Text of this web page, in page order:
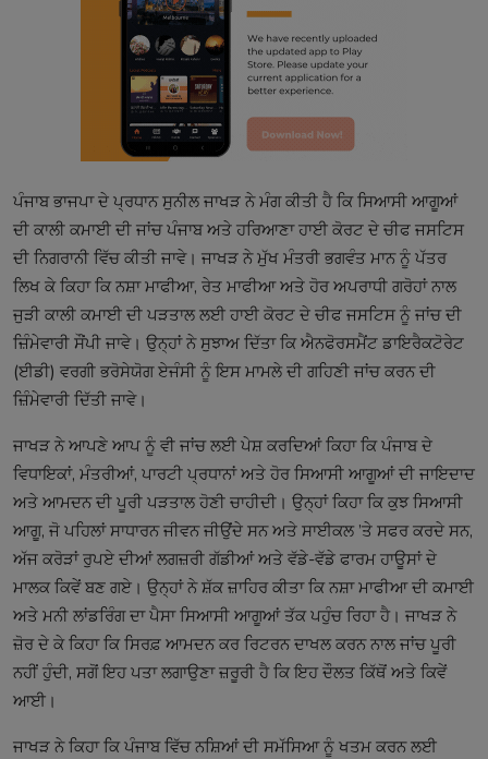
ਪੰਜਾਬ ਭਾਜਪਾ ਦੇ ਪ੍ਰਧਾਨ ਸੁਨੀਲ ਜਾਖੜ ਨੇ ਮੰਗ ਕੀਤੀ ਹੈ ਕਿ ਸਿਆਸੀ ਆਗੂਆਂ
ਦੀ ਕਾਲੀ ਕਮਾਈ ਦੀ ਜਾਂਚ ਪੰਜਾਬ ਅਤੇ ਹਰਿਆਣਾ ਹਾਈ ਕੋਰਟ ਦੇ ਚੀਫ ਜਸਟਿਸ
ਦੀ ਨਿਗਰਾਨੀ ਵਿੱਚ ਕੀਤੀ ਜਾਵੇ। ਜਾਖੜ ਨੇ ਮੁੱਖ ਮੰਤਰੀ ਭਗਵੰਤ ਮਾਨ ਨੂੰ ਪੱਤਰ
ਲਿਖ ਕੇ ਕਿਹਾ ਕਿ ਨਸ਼ਾ ਮਾਫੀਆ, ਰੇਤ ਮਾਫੀਆ ਅਤੇ ਹੋਰ ਅਪਰਾਧੀ ਗਰੋਹਾਂ ਨਾਲ
ਜੁੜੀ ਕਾਲੀ ਕਮਾਈ ਦੀ ਪੜਤਾਲ ਲਈ ਹਾਈ ਕੋਰਟ ਦੇ ਚੀਫ ਜਸਟਿਸ ਨੂੰ ਜਾਂਚ ਦੀ
ਜ਼ਿੰਮੇਵਾਰੀ ਸੌਂਪੀ ਜਾਵੇ। ਉਨ੍ਹਾਂ ਨੇ ਸੁਝਾਅ ਦਿੱਤਾ ਕਿ ਐਨਫੋਰਸਮੈਂਟ ਡਾਇਰੈਕਟੋਰੇਟ
(ਈਡੀ) ਵਰਗੀ ਭਰੋਸੇਯੋਗ ਏਜੰਸੀ ਨੂੰ ਇਸ ਮਾਮਲੇ ਦੀ ਗਹਿਣੀ ਜਾਂਚ ਕਰਨ ਦੀ
ਜ਼ਿੰਮੇਵਾਰੀ ਦਿੱਤੀ ਜਾਵੇ।
ਜਾਖੜ ਨੇ ਆਪਣੇ ਆਪ ਨੂੰ ਵੀ ਜਾਂਚ ਲਈ ਪੇਸ਼ ਕਰਦਿਆਂ ਕਿਹਾ ਕਿ ਪੰਜਾਬ ਦੇ
ਵਿਧਾਇਕਾਂ, ਮੰਤਰੀਆਂ, ਪਾਰਟੀ ਪ੍ਰਧਾਨਾਂ ਅਤੇ ਹੋਰ ਸਿਆਸੀ ਆਗੂਆਂ ਦੀ ਜਾਇਦਾਦ
ਅਤੇ ਆਮਦਨ ਦੀ ਪੂਰੀ ਪੜਤਾਲ ਹੋਣੀ ਚਾਹੀਦੀ। ਉਨ੍ਹਾਂ ਕਿਹਾ ਕਿ ਕੁਝ ਸਿਆਸੀ
ਆਗੂ, ਜੋ ਪਹਿਲਾਂ ਸਾਧਾਰਨ ਜੀਵਨ ਜੀਉਂਦੇ ਸਨ ਅਤੇ ਸਾਈਕਲ ’ਤੇ ਸਫਰ ਕਰਦੇ ਸਨ,
ਅੱਜ ਕਰੋੜਾਂ ਰੁਪਏ ਦੀਆਂ ਲਗਜ਼ਰੀ ਗੱਡੀਆਂ ਅਤੇ ਵੱਡੇ-ਵੱਡੇ ਫਾਰਮ ਹਾਊਸਾਂ ਦੇ
ਮਾਲਕ ਕਿਵੇਂ ਬਣ ਗਏ। ਉਨ੍ਹਾਂ ਨੇ ਸ਼ੱਕ ਜ਼ਾਹਿਰ ਕੀਤਾ ਕਿ ਨਸ਼ਾ ਮਾਫੀਆ ਦੀ ਕਮਾਈ
ਅਤੇ ਮਨੀ ਲਾਂਡਰਿੰਗ ਦਾ ਪੈਸਾ ਸਿਆਸੀ ਆਗੂਆਂ ਤੱਕ ਪਹੁੰਚ ਰਿਹਾ ਹੈ। ਜਾਖੜ ਨੇ
ਜ਼ੋਰ ਦੇ ਕੇ ਕਿਹਾ ਕਿ ਸਿਰਫ਼ ਆਮਦਨ ਕਰ ਰਿਟਰਨ ਦਾਖਲ ਕਰਨ ਨਾਲ ਜਾਂਚ ਪੂਰੀ
ਨਹੀਂ ਹੁੰਦੀ, ਸਗੋਂ ਇਹ ਪਤਾ ਲਗਾਉਣਾ ਜ਼ਰੂਰੀ ਹੈ ਕਿ ਇਹ ਦੌਲਤ ਕਿੱਥੋਂ ਅਤੇ ਕਿਵੇਂ
ਆਈ।
ਜਾਖੜ ਨੇ ਕਿਹਾ ਕਿ ਪੰਜਾਬ ਵਿੱਚ ਨਸ਼ਿਆਂ ਦੀ ਸਮੱਸਿਆ ਨੂੰ ਖਤਮ ਕਰਨ ਲਈ